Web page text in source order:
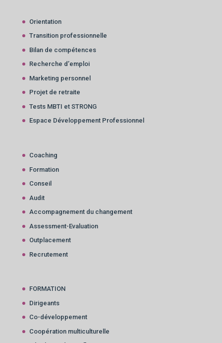
Orientation
Transition professionnelle
Bilan de compétences
Recherche d’emploi
Marketing personnel
Projet de retraite
Tests MBTI et STRONG
Espace Développement Professionnel
Coaching
Formation
Conseil
Audit
Accompagnement du changement
Assessment-Evaluation
Outplacement
Recrutement
FORMATION
Dirigeants
Co-développement
Coopération multiculturelle